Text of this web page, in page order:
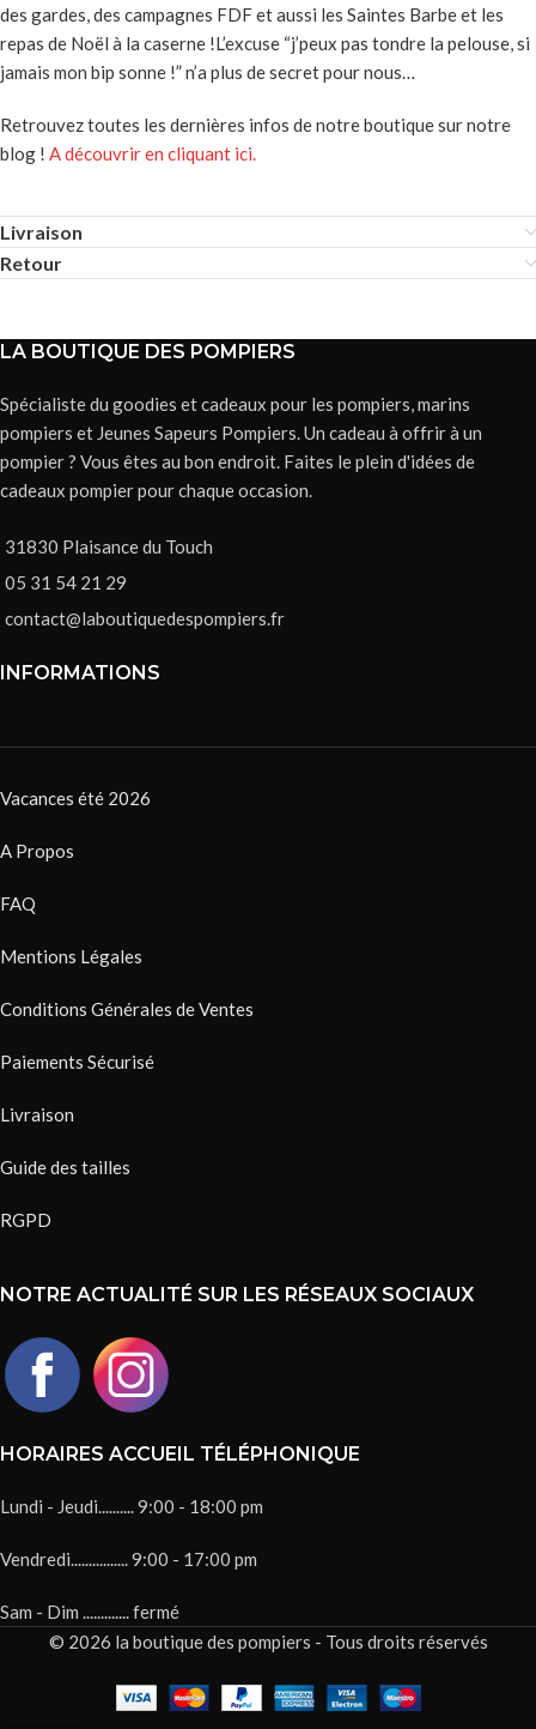
des gardes, des campagnes FDF et aussi les Saintes Barbe et les
repas de Noël à la caserne !L’excuse “j’peux pas tondre la pelouse, si
jamais mon bip sonne !” n’a plus de secret pour nous…
Retrouvez toutes les dernières infos de notre boutique sur notre
blog ! A découvrir en cliquant ici.
Livraison
Retour
LA BOUTIQUE DES POMPIERS
Spécialiste du goodies et cadeaux pour les pompiers, marins
pompiers et Jeunes Sapeurs Pompiers. Un cadeau à offrir à un
pompier ? Vous êtes au bon endroit. Faites le plein d'idées de
cadeaux pompier pour chaque occasion.
31830 Plaisance du Touch
05 31 54 21 29
contact@laboutiquedespompiers.fr
INFORMATIONS
Vacances été 2026
A Propos
FAQ
Mentions Légales
Conditions Générales de Ventes
Paiements Sécurisé
Livraison
Guide des tailles
RGPD
NOTRE ACTUALITÉ SUR LES RÉSEAUX SOCIAUX
HORAIRES ACCUEIL TÉLÉPHONIQUE
Lundi - Jeudi.......... 9:00 - 18:00 pm
Vendredi................ 9:00 - 17:00 pm
Sam - Dim ............. fermé
© 2026 la boutique des pompiers - Tous droits réservés